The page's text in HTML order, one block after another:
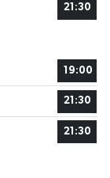
21:30
19:00
21:30
21:30